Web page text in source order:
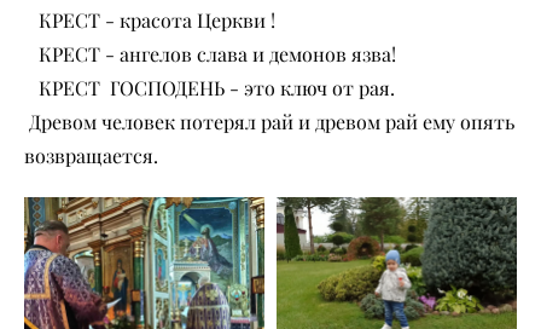
КРЕСТ - красота Церкви !
КРЕСТ - ангелов слава и демонов язва!
КРЕСТ ГОСПОДЕНЬ - это ключ от рая.
Древом человек потерял рай и древом рай ему опять
возвращается.